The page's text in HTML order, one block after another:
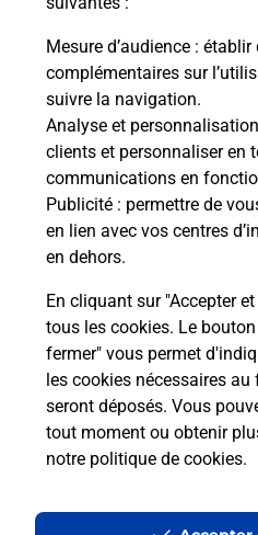
Mesure d’audience : établir
complémentaires sur
suivre la navigation.
Analyse et personnalisation
clients et personnaliser en
communications en
Publicité : permettre de
en lien avec vos centres
en dehors.
En cliquant sur "Accepter
tous les cookies. Le
fermer" vous permet
les cookies nécessaires
seront déposés. Vous
tout moment ou obtenir
notre politique de cookies.
Boîte aux lettres La
Prochaine collecte du
Le Sappey
38220
Saint Barthelemy
Itinéraire
Le lien s'ouvre dans un nouvel
Localiser Liste Boîtes aux lettres
Saint Barthelemy De Sechilienne